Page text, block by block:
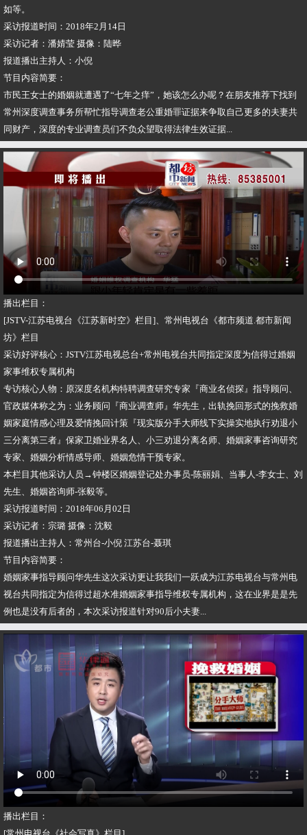
如等。
采访报道时间：2018年2月14日
采访记者：潘婧莹 摄像：陆晔
报道播出主持人：小倪
节目内容简要：
市民王女士的婚姻就遭遇了“七年之痒”，她该怎么办呢？在朋友推荐下找到
常州深度调查事务所帮忙指导调查老公重婚罪证据来争取自己更多的夫妻共
同财产，深度的专业调查员们不负众望取得法律生效证据...
播出栏目：
[JSTV-江苏电视台《江苏新时空》栏目]、常州电视台《都市频道.都市新闻
坊》栏目
采访好评核心：JSTV江苏电视总台+常州电视台共同指定深度为信得过婚姻
家事维权专属机构
专访核心人物：原深度名机构特聘调查研究专家『商业名侦探』指导顾问、
官政媒体称之为：业务顾问『商业调查师』华先生，出轨挽回形式的挽救婚
姻家庭情感心理及爱情挽回计策『现实版分手大师线下实操实地执行劝退小
三分离第三者』保家卫婚业界名人、小三劝退分离名师、婚姻家事咨询研究
专家、婚姻分析情感导师、婚姻危情干预专家。
本栏目其他采访人员→钟楼区婚姻登记处办事员-陈丽娟、当事人-李女士、刘
先生、婚姻咨询师-张毅等。
采访报道时间：2018年06月02日
采访记者：宗璐 摄像：沈毅
报道播出主持人：常州台-小倪 江苏台-聂琪
节目内容简要：
婚姻家事指导顾问华先生这次采访更让我我们一跃成为江苏电视台与常州电
视台共同指定为信得过超水准婚姻家事指导维权专属机构，这在业界是是先
例也是没有后者的，本次采访报道针对90后小夫妻...
播出栏目：